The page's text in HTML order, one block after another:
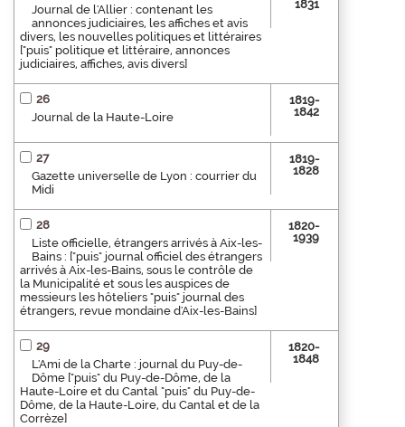
Journal de l'Allier : contenant les
annonces judiciaires, les affiches et avis
divers, les nouvelles politiques et littéraires
["puis" politique et littéraire, annonces
judiciaires, affiches, avis divers]
1831
26
Journal de la Haute-Loire
1819-
1842
27
Gazette universelle de Lyon : courrier du
Midi
1819-
1828
28
Liste officielle, étrangers arrivés à Aix-les-
Bains : ["puis" journal officiel des étrangers
arrivés à Aix-les-Bains, sous le contrôle de
la Municipalité et sous les auspices de
messieurs les hôteliers "puis" journal des
étrangers, revue mondaine d'Aix-les-Bains]
1820-
1939
29
L'Ami de la Charte : journal du Puy-de-
Dôme ["puis" du Puy-de-Dôme, de la
Haute-Loire et du Cantal "puis" du Puy-de-
Dôme, de la Haute-Loire, du Cantal et de la
Corrèze]
1820-
1848